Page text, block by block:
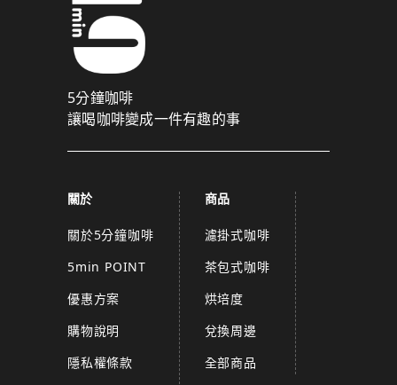
5分鐘咖啡
讓喝咖啡變成一件有趣的事
關於
關於5分鐘咖啡
5min POINT
優惠方案
購物說明
隱私權條款
商品
濾掛式咖啡
茶包式咖啡
烘培度
兌換周邊
全部商品